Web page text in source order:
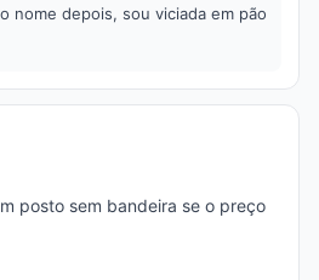
nome depois, sou viciada em pão
posto sem bandeira se o preço